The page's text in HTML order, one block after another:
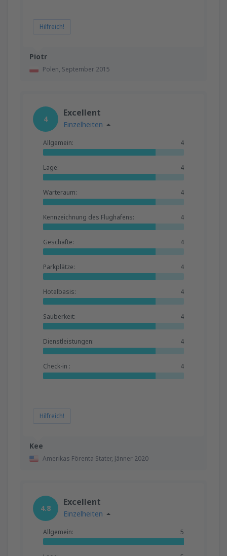
Piotr
Polen, September 2015
Hilfreich!
Kee
Amerikas Förenta Stater, Jänner 2020
4
Excellent
Einzelheiten
Allgemein: 4
Lage: 4
Warteraum: 4
Kennzeichnung des Flughafens: 4
Geschäfte: 4
Parkplätze: 4
Hotelbasis: 4
Sauberkeit: 4
Dienstleistungen: 4
Check-in : 4
Hilfreich!
4.8
Excellent
Einzelheiten
Allgemein: 5